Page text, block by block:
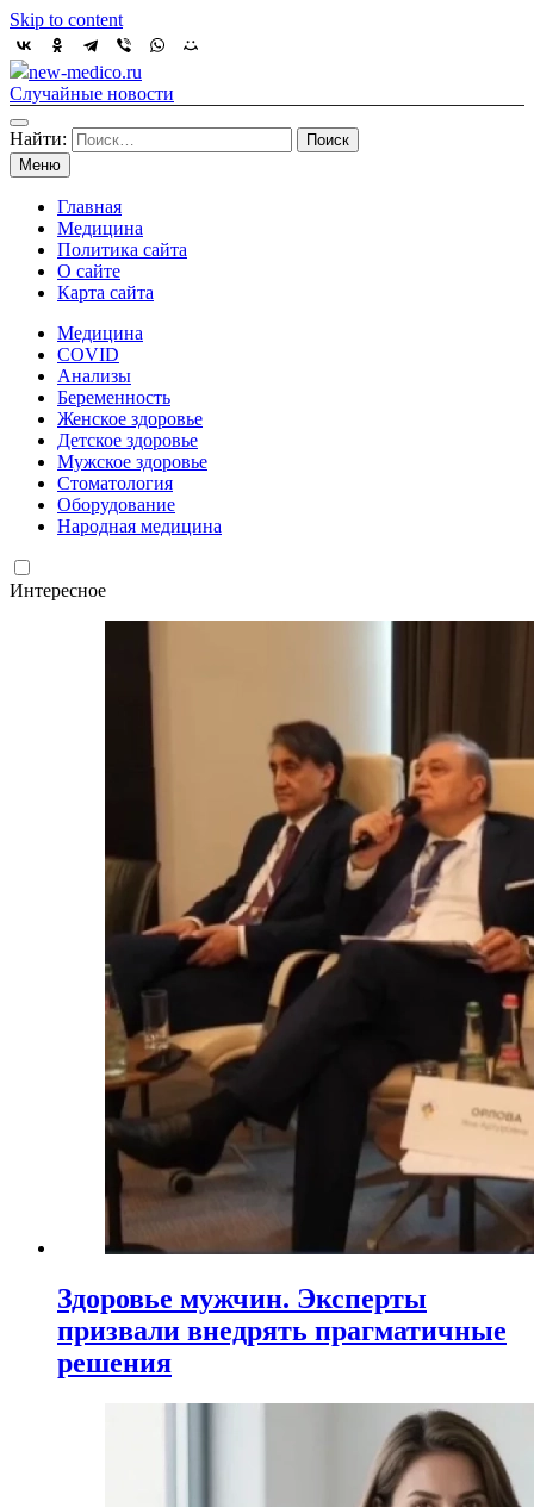
Skip to content
new-medico.ru
Случайные новости
Найти:
Меню
Главная
Медицина
Политика сайта
О сайте
Карта сайта
Медицина
COVID
Анализы
Беременность
Женское здоровье
Детское здоровье
Мужское здоровье
Стоматология
Оборудование
Народная медицина
Интересное
Здоровье мужчин. Эксперты
призвали внедрять прагматичные
решения